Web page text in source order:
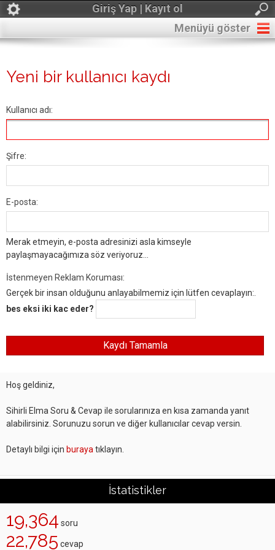
Giriş Yap | Kayıt ol
Menüyü göster
Yeni bir kullanıcı kaydı
Kullanıcı adı:
Şifre:
E-posta:
Merak etmeyin, e-posta adresinizi asla kimseyle
paylaşmayacağımıza söz veriyoruz...
İstenmeyen Reklam Koruması:
Gerçek bir insan olduğunu anlayabilmemiz için lütfen cevaplayın:.
bes eksi iki kac eder?
Hoş geldiniz,
Sihirli Elma Soru & Cevap ile sorularınıza en kısa zamanda yanıt
alabilirsiniz. Sorunuzu sorun ve diğer kullanıcılar cevap versin.
Detaylı bilgi için buraya tıklayın.
İstatistikler
19,364 soru
22,785 cevap